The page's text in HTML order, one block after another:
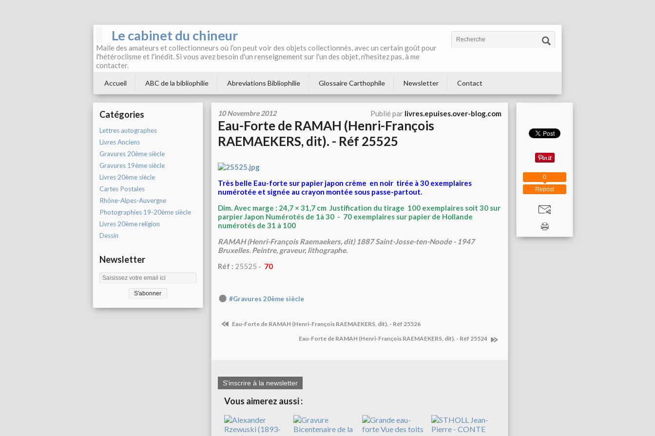
Le cabinet du chineur
Malle des amateurs et collectionneurs où l’on peut voir des objets collectionnés, avec un certain goût pour
l'hétéroclisme et l'inédit. Si vous avez besoin d'un renseignement sur l'un des objet, n'hesitez pas, à me
contacter.
Accueil ABC de la bibliophilie Abreviations Bibliophilie Glossaire Carthophile Newsletter Contact
Catégories
Lettres autographes
Livres Anciens
Gravures 20ème siècle
Gravures 19ème siècle
Livres 20ème siècle
Cartes Postales
Rhône-Alpes-Auvergne
Photographies 19-20ème siècle
Livres 20ème religion
Dessin
Newsletter
10 Novembre 2012 Publié par livres.epuises.over-blog.com
Eau-Forte de RAMAH (Henri-François
RAEMAEKERS, dit). - Réf 25525
Très belle Eau-forte sur papier japon crème en noir tirée à 30 exemplaires
numérotée et signée au crayon montée sous passe-partout.
Dim. Avec marge : 24,7 × 31,7 cm Justification du tirage 100 exemplaires soit 30 sur
parpier Japon Numérotés de 1à 30 - 70 exemplaires sur papier de Hollande
numérotés de 31 à 100
RAMAH (Henri-François Raemaekers, dit) 1887 Saint-Josse-ten-Noode - 1947
Bruxelles. Peintre, graveur, lithographe.
Réf : 25525 - 70
#Gravures 20ème siècle
Eau-Forte de RAMAH (Henri-François RAEMAEKERS, dit). - Réf 25526
Eau-Forte de RAMAH (Henri-François RAEMAEKERS, dit). - Réf 25524
S'inscrire à la newsletter
Vous aimerez aussi :
Repost
0